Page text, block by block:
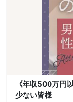
《年収500万円
少ない皆様